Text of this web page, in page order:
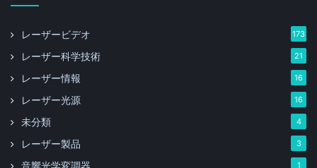
レーザービデオ 173
レーザー科学技術 21
レーザー情報 16
レーザー光源 16
未分類 4
レーザー製品 3
1